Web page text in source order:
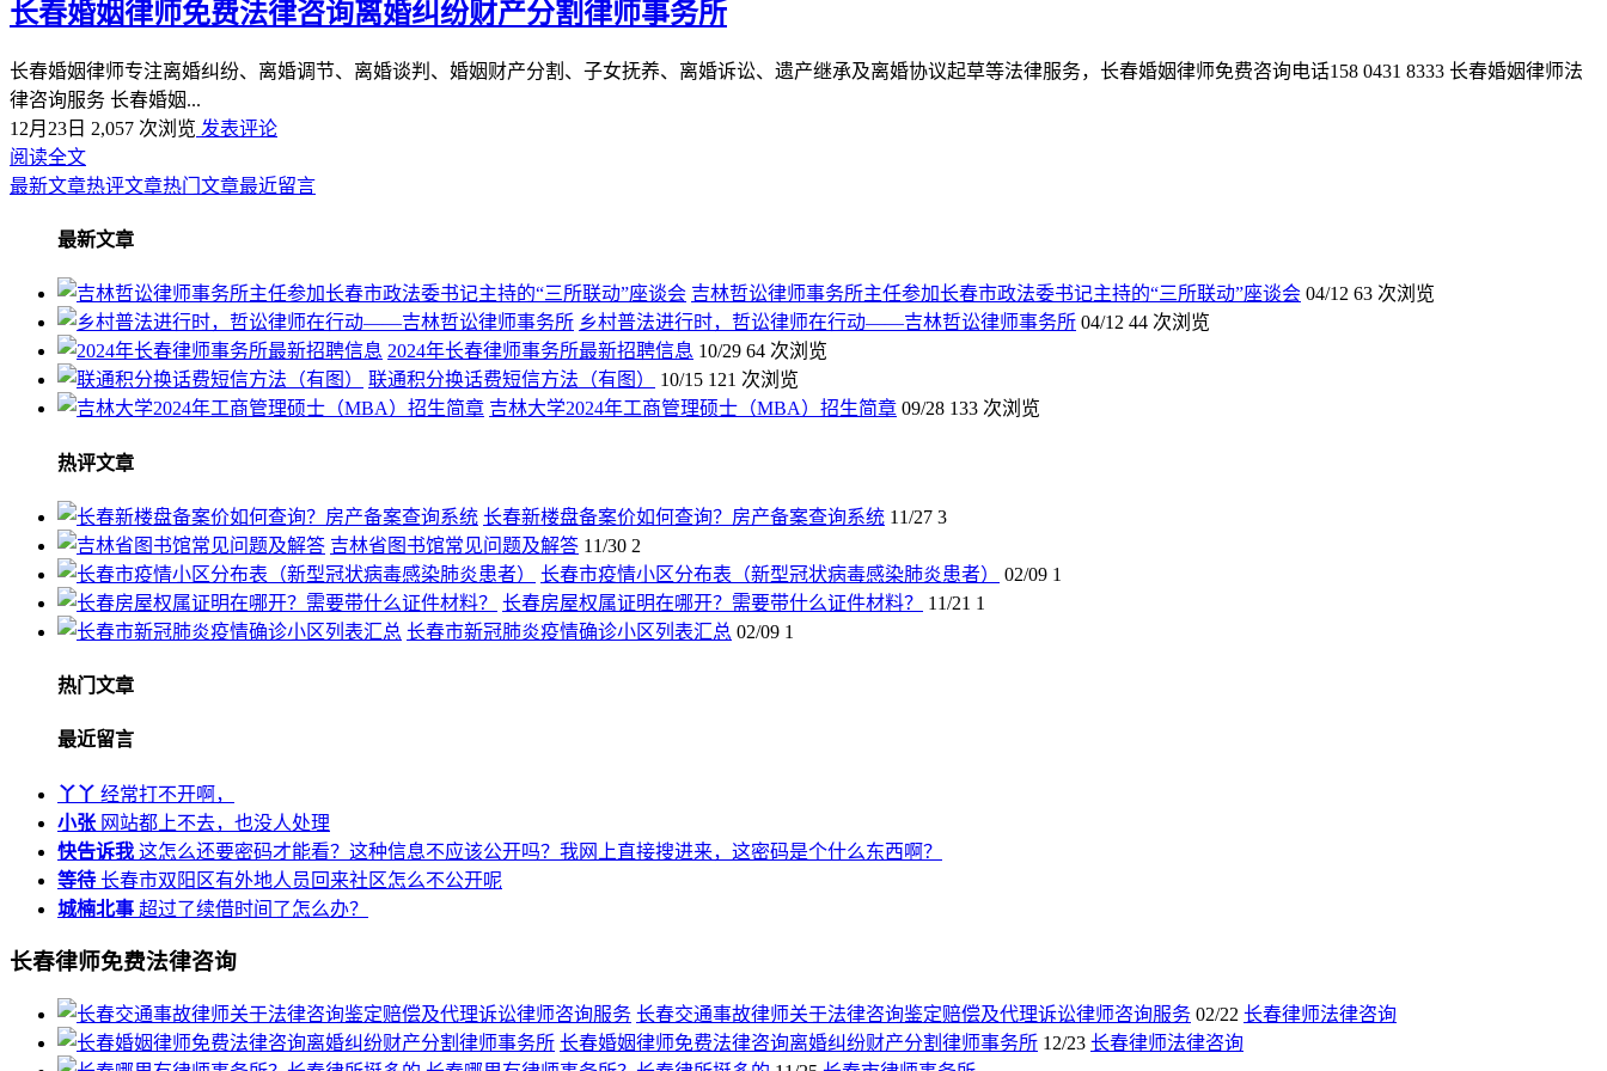
长春婚姻律师免费法律咨询离婚纠纷财产分割律师事务所
长春婚姻律师专注离婚纠纷、离婚调节、离婚谈判、婚姻财产分割、子女抚养、离婚诉讼、遗产继承及离婚协议起草等法律服务，长春婚姻律师免费咨询电话158 0431 8333 长春婚姻律师法
律咨询服务 长春婚姻...
12月23日 2,057 次浏览 发表评论
阅读全文
最新文章热评文章热门文章最近留言
最新文章
吉林哲讼律师事务所主任参加长春市政法委书记主持的“三所联动”座谈会 04/12 63 次浏览
乡村普法进行时，哲讼律师在行动——吉林哲讼律师事务所 04/12 44 次浏览
2024年长春律师事务所最新招聘信息 10/29 64 次浏览
联通积分换话费短信方法（有图）
10/15 121 次浏览
吉林大学2024年工商管理硕士（MBA）招生简章 09/28 133 次浏览
热评文章
长春新楼盘备案价如何查询？房产备案查询系统 11/27 3
吉林省图书馆常见问题及解答 11/30 2
长春市疫情小区分布表（新型冠状病毒感染肺炎患者）
02/09 1
长春房屋权属证明在哪开？需要带什么证件材料？
11/21 1
长春市新冠肺炎疫情确诊小区列表汇总 02/09 1
热门文章
最近留言
丫丫 经常打不开啊，
小张 网站都上不去，也没人处理
快告诉我 这怎么还要密码才能看？这种信息不应该公开吗？我网上直接搜进来，这密码是个什么东西啊？
等待 长春市双阳区有外地人员回来社区怎么不公开呢
城楠北事 超过了续借时间了怎么办？
长春律师免费法律咨询
长春交通事故律师关于法律咨询鉴定赔偿及代理诉讼律师咨询服务 02/22 长春律师法律咨询
长春婚姻律师免费法律咨询离婚纠纷财产分割律师事务所 12/23 长春律师法律咨询